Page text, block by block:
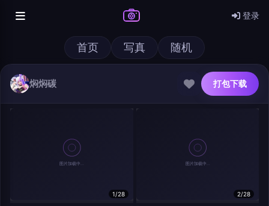
登录
首页 写真 随机
焖焖碳 打包下载
1/28 2/28
@author 打包下载